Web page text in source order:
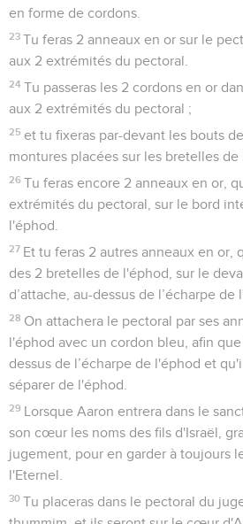
en forme de cordons.
23 Tu feras 2 anneaux en or sur le
aux 2 extrémités du pectoral.
24 Tu passeras les 2 cordons en or
aux 2 extrémités du pectoral ;
25 et tu fixeras par-devant les bouts
montures placées sur les bretelles de
26 Tu feras encore 2 anneaux en or,
extrémités du pectoral, sur le bord
l'éphod.
27 Et tu feras 2 autres anneaux en or,
des 2 bretelles de l'éphod, sur le
d’attache, au-dessus de l’écharpe de
28 On attachera le pectoral par ses
l'éphod avec un cordon bleu, afin
dessus de l’écharpe de l'éphod et
séparer de l'éphod.
29 Lorsque Aaron entrera dans le
son cœur les noms des fils d'Israël,
jugement, pour en garder à toujours
l'Eternel.
30 Tu placeras dans le pectoral du